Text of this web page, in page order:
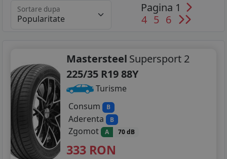
235/50R19
Sortare dupa
Pagina 1
4 5 6
Mastersteel Supersport 2
225/35 R19 88Y
Turisme
Consum
B
Aderenta B
Zgomot A 70 dB
333 RON